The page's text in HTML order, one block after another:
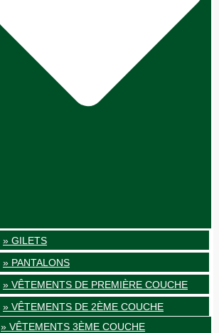
» GILETS
» PANTALONS
» VÊTEMENTS DE PREMIÈRE COUCHE
» VÊTEMENTS DE 2ÈME COUCHE
» VÊTEMENTS 3ÈME COUCHE